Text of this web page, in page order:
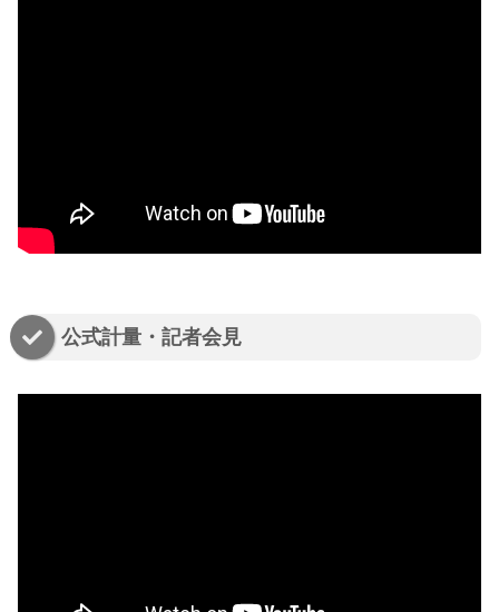
公式計量・記者会見